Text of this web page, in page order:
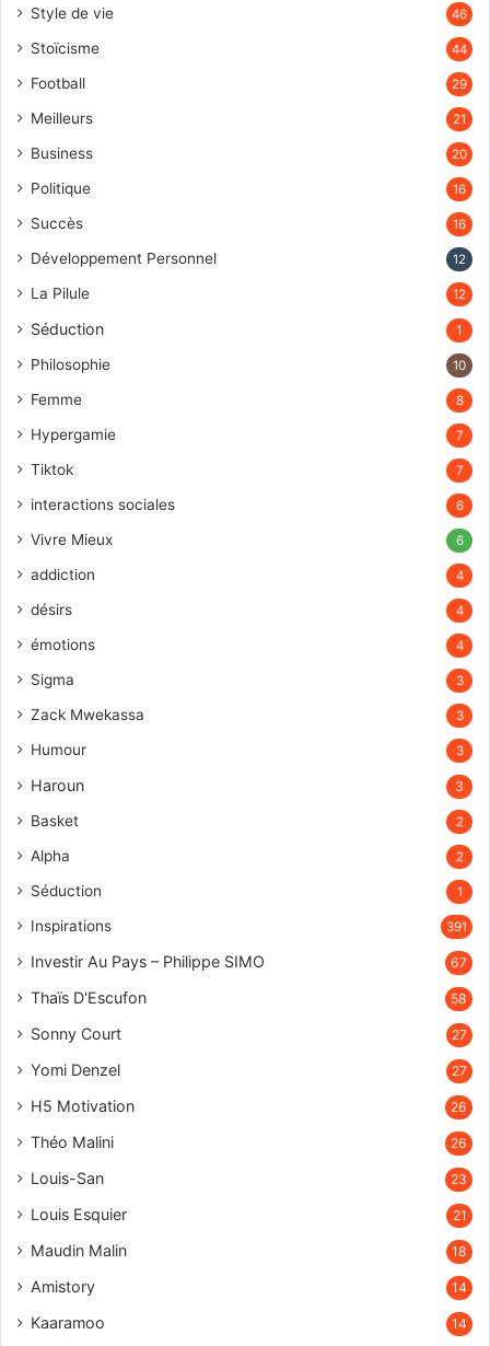
Style de vie 46
Stoïcisme 44
Football 29
Meilleurs 21
Business 20
Politique 16
Succès 16
Développement Personnel 12
La Pilule 12
Séduction 1
Philosophie 10
Femme 8
Hypergamie 7
Tiktok 7
interactions sociales 6
Vivre Mieux 6
addiction 4
désirs 4
émotions 4
Sigma 3
Zack Mwekassa 3
Humour 3
Haroun 3
Basket 2
Alpha 2
Séduction 1
Inspirations 391
Investir Au Pays – Philippe SIMO 67
Thaïs D'Escufon 58
Sonny Court 27
Yomi Denzel 27
H5 Motivation 26
Théo Malini 26
Louis-San 23
Louis Esquier 21
Maudin Malin 18
Amistory 14
Kaaramoo 14